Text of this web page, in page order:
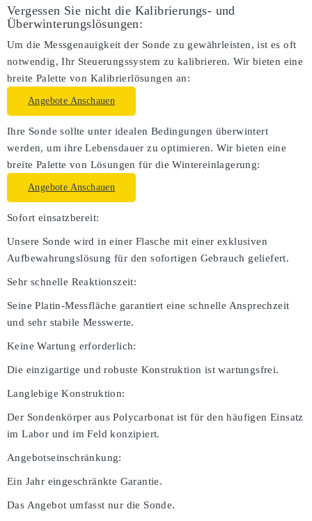
Vergessen Sie nicht die Kalibrierungs- und
Überwinterungslösungen:
Um die Messgenauigkeit der Sonde zu gewährleisten, ist es oft
notwendig, Ihr Steuerungssystem zu kalibrieren. Wir bieten eine
breite Palette von Kalibrierlösungen an:
Angebote Anschauen
Ihre Sonde sollte unter idealen Bedingungen überwintert
werden, um ihre Lebensdauer zu optimieren. Wir bieten eine
breite Palette von Lösungen für die Wintereinlagerung:
Angebote Anschauen
Sofort einsatzbereit:
Unsere Sonde wird in einer Flasche mit einer exklusiven
Aufbewahrungslösung für den sofortigen Gebrauch geliefert.
Sehr schnelle Reaktionszeit:
Seine Platin-Messfläche garantiert eine schnelle Ansprechzeit
und sehr stabile Messwerte.
Keine Wartung erforderlich:
Die einzigartige und robuste Konstruktion ist wartungsfrei.
Langlebige Konstruktion:
Der Sondenkörper aus Polycarbonat ist für den häufigen Einsatz
im Labor und im Feld konzipiert.
Angebotseinschränkung:
Ein Jahr eingeschränkte Garantie.
Das Angebot umfasst nur die Sonde.